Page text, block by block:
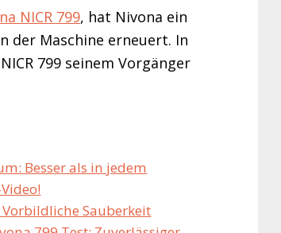
NICR 799, hat Nivona ein
der Maschine erneuert. In
799 seinem Vorgänger
Besser als in jedem
Sauberkeit